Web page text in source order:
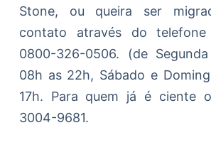
Stone, ou queira ser
contato através do
0800-326-0506. (de
08h as 22h, Sábado e
17h. Para quem já é ciente
3004-9681.